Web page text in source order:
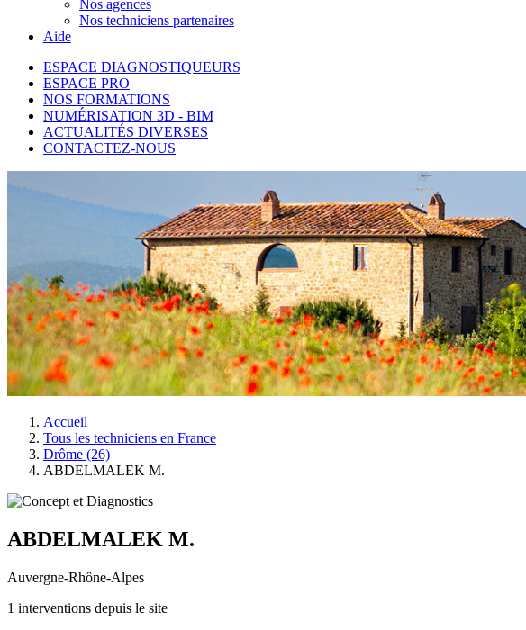
Nos agences
Nos techniciens partenaires
Aide
ESPACE DIAGNOSTIQUEURS
ESPACE PRO
NOS FORMATIONS
NUMÉRISATION 3D - BIM
ACTUALITÉS DIVERSES
CONTACTEZ-NOUS
Accueil
Tous les techniciens en France
Drôme (26)
ABDELMALEK M.
ABDELMALEK M.
Auvergne-Rhône-Alpes
1 interventions depuis le site